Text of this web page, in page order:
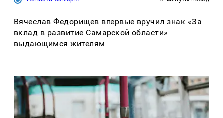
Вячеслав Федорищев впервые вручил знак «За
вклад в развитие Самарской области»
выдающимся жителям